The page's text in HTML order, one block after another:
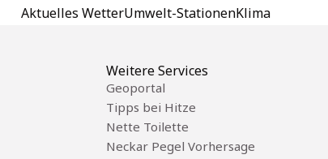
Aktuelles WetterUmwelt-StationenKlima
Weitere Services
Geoportal
Tipps bei Hitze
Nette Toilette
Neckar Pegel Vorhersage